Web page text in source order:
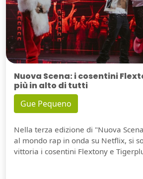
Nuova Scena: i cosentini
più in alto di tutti
Gue Pequeno
Nella terza edizione di "Nuova
al mondo rap in onda su Netflix, si
vittoria i cosentini Flextony e